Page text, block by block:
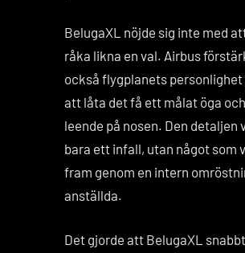
BelugaXL nöjde sig inte med
råka likna en val. Airbus
också flygplanets personlighet
att låta det få ett målat öga
leende på nosen. Den detaljen
bara ett infall, utan något som
fram genom en intern
anställda.
Det gjorde att BelugaXL